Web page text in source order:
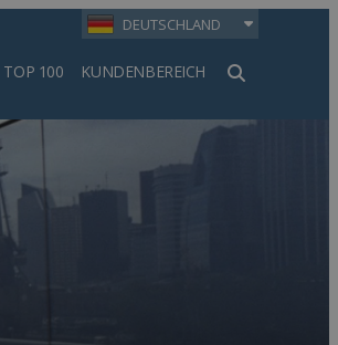
DEUTSCHLAND
TOP 100 KUNDENBEREICH